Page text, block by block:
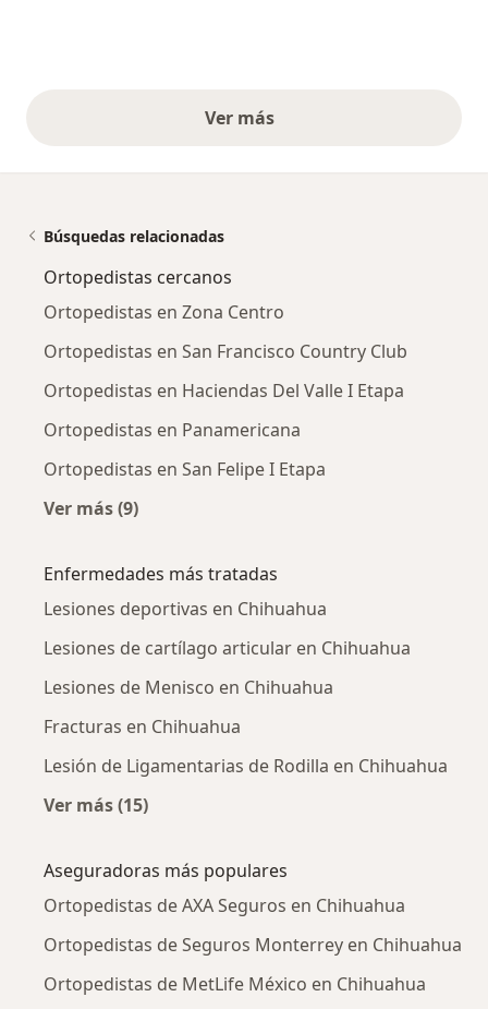
Ver másopiniones anteriores
Búsquedas relacionadas
Ortopedistas cercanos
Ortopedistas en Zona Centro
Ortopedistas en San Francisco Country Club
Ortopedistas en Haciendas Del Valle I Etapa
Ortopedistas en Panamericana
Ortopedistas en San Felipe I Etapa
Ver más (9)
Enfermedades más tratadas
Lesiones deportivas en Chihuahua
Lesiones de cartílago articular en Chihuahua
Lesiones de Menisco en Chihuahua
Fracturas en Chihuahua
Lesión de Ligamentarias de Rodilla en Chihuahua
Ver más (15)
Aseguradoras más populares
Ortopedistas de AXA Seguros en Chihuahua
Ortopedistas de Seguros Monterrey en Chihuahua
Ortopedistas de MetLife México en Chihuahua